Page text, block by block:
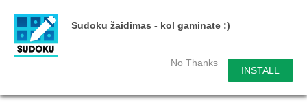
Sudoku žaidimas - kol gaminate :)
No Thanks
INSTALL